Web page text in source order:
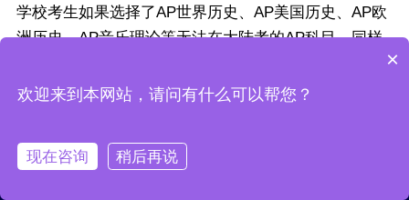
学校考生如果选择了AP世界历史、AP美国历史、AP欧
洲历史、AP音乐理论等无法在大陆考的AP科目，同样
可以选择韩国、新加坡、泰国等国的考试中心，详情请
联系我们。咨询电话：13269125778（8:00-23:00）
报名须知 Exam Registration
×
欢迎来到本网站，请问有什么可以帮您？
现在咨询 稍后再说